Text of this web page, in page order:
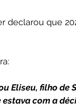
declarou que
Eliseu, filho
com a